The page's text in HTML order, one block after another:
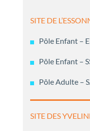
SITE DE
Pôle Enfant –
Pôle Enfant –
Pôle Adulte –
SITE DES